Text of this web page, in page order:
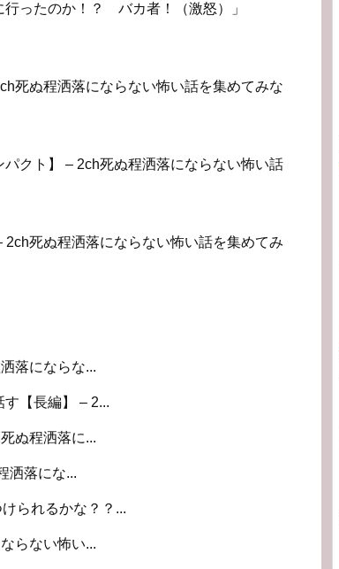
ったのか！？ バカ者！（激怒）」
死ぬ程洒落にならない怖い話を集めてみな
クト】 – 2ch死ぬ程洒落にならない怖い話
死ぬ程洒落にならない怖い話を集めてみ
落にならな...
す【長編】 – 2...
ぬ程洒落に...
洒落にな...
られるかな？？...
らない怖い...